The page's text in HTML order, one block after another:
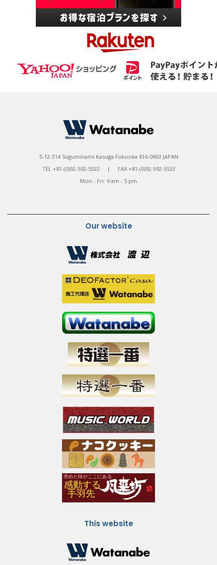
5-12-314 Suguminami Kasuga Fukuoka 816-0863 JAPAN
TEL +81-(0)92-592-5522 | FAX +81-(0)92-592-5533
Mon - Fri: 9 am - 5 pm
Our website
This website